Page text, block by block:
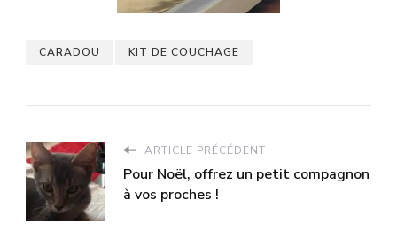
CARADOU KIT DE COUCHAGE
ARTICLE PRÉCÉDENT
Pour Noël, offrez un petit compagnon
à vos proches !